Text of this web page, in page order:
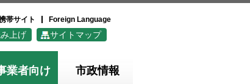
帯サイト Foreign Language
上げ サイトマップ
業者向け 市政情報